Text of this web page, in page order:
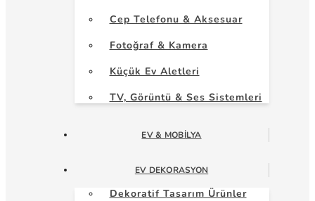
Cep Telefonu & Aksesuar
Fotoğraf & Kamera
Küçük Ev Aletleri
TV, Görüntü & Ses Sistemleri
EV & MOBILYA
EV DEKORASYON
Dekoratif Tasarım Ürünler